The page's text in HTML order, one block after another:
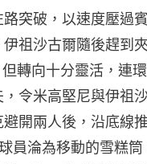
突破，以速度壓過
伊祖沙古爾隨後趕到
轉向十分靈活，連
令米高堅尼與伊祖
開兩人後，沿底線
員淪為移動的雪糕